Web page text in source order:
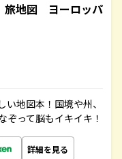
地図 ヨーロッパ
地図本！国境や州、
ぞって脳もイキイキ！
詳細を見る